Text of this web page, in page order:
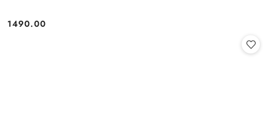
Cena:
1490.00